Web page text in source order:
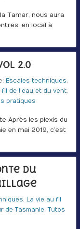
Tamar, nous aura
en local à
2.0
Escales techniques,
fil de l'eau et du vent,
pratiques
Après les plexis du
en mai 2019, c’est
du
, La vie au fil
de Tasmanie, Tutos